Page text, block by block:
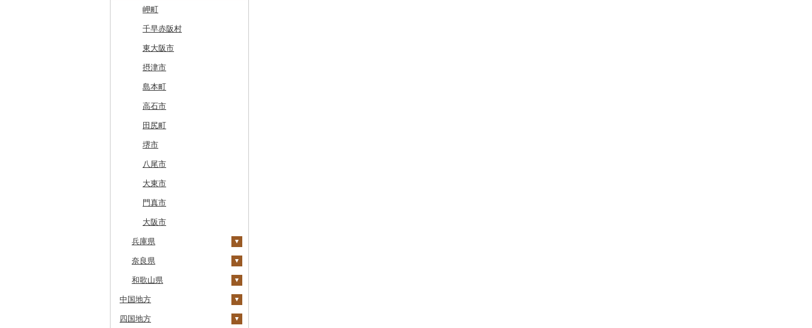
占冠村
上士幌町
平取町
七飯町
北見市
登別市
訓子府町
室蘭市
士幌町
倶知安町
天塩町
京極町
新十津川町
江別市
蘭越町
幌加内町
古平町
東松島市
檜枝岐村
喜多方市
南相馬市
会津若松市
大熊町
浅川町
相馬市
中島村
伊達市
川内村
平田村
飯舘村
矢祭町
楢葉町
湯川村
日立市
大子町
鹿嶋市
阿見町
那珂市
筑西市
八千代町
古河市
三郷市
八潮市
越生町
さいたま市
鴻巣市
嵐山町
越谷市
小川町
滑川町
本庄市
熊谷市
白岡市
ときがわ町
朝霞市
美里町
神崎町
船橋市
千葉市
白井市
成田市
富津市
浦安市
松戸市
柏市
匝瑳市
市川市
市原市
品川区
福生市
小平市
文京区
大田区
豊島区
西東京市
羽村市
二宮町
辰野町
茅野市
喬木村
阿智村
小川村
宮田村
飯綱町
栄村
松川町
坂城町
富士見町
塩尻市
諏訪市
小谷村
松川村
生坂村
南相木村
下呂市
多治見市
垂井町
恵那市
白川町
各務原市
美濃市
揖斐川町
美濃加茂市
北方町
可児市
岐阜市
坂祝町
南伊豆町
松崎町
湖西市
磐田市
三島市
静岡県（県庁）
牧之原市
菊川市
長泉町
岩倉市
小牧市
愛西市
長久手市
豊川市
尾張旭市
稲沢市
知立市
大口町
日進市
常滑市
東浦町
高浜市
豊明市
津島市
美浜町
刈谷市
岬町
千早赤阪村
東大阪市
摂津市
島本町
高石市
田尻町
堺市
八尾市
大東市
門真市
大阪市
兵庫県
上郡町
神河町
小野市
太子町
奈良県
曽爾村
河合町
宇陀市
和歌山県
湯浅町
有田市
中国地方
鳥取県
四国地方